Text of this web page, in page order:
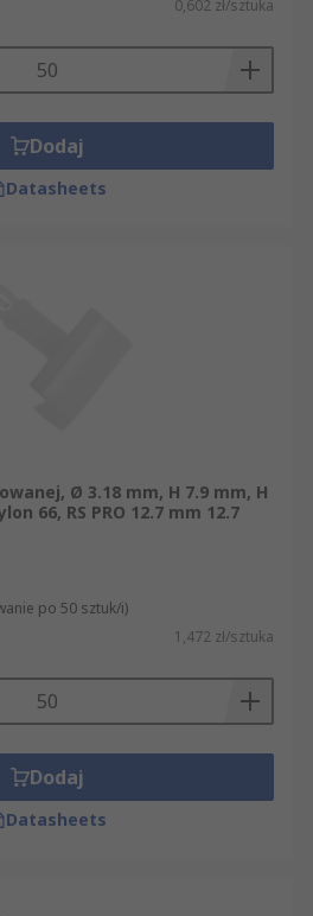
0,602 zł/sztuka
Dodaj
Datasheets
Ø 3.18 mm, H 7.9 mm, H
66, RS PRO 12.7 mm 12.7
po 50 sztuk/i)
1,472 zł/sztuka
Dodaj
Datasheets